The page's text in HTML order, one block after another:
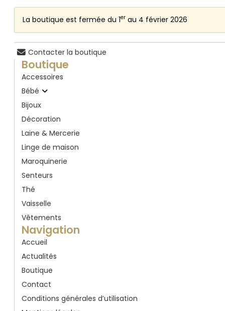
La boutique est fermée du 1er au 4 février 2026
Contacter la boutique
Boutique
Accessoires
Bébé
Bijoux
Décoration
Laine & Mercerie
Linge de maison
Maroquinerie
Senteurs
Thé
Vaisselle
Vêtements
Navigation
Accueil
Actualités
Boutique
Contact
Conditions générales d’utilisation